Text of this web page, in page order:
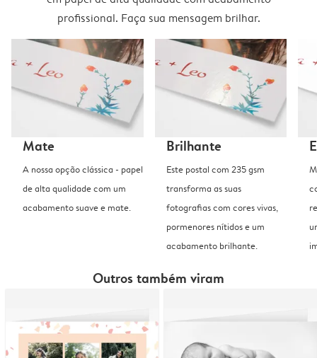
profissional. Faça sua mensagem brilhar.
Mate
A nossa opção clássica - papel
de alta qualidade com um
acabamento suave e mate.
Brilhante
Este postal com 235 gsm
transforma as suas
fotografias com cores vivas,
pormenores nítidos e um
acabamento brilhante.
Outros também viram